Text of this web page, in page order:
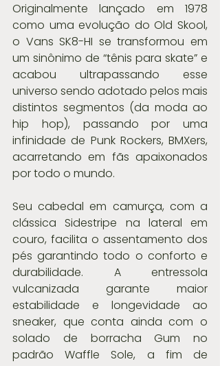
Originalmente lançado em 1978
como uma evolução do Old Skool,
o Vans SK8-HI se transformou em
um sinônimo de “tênis para skate” e
acabou ultrapassando esse
universo sendo adotado pelos mais
distintos segmentos (da moda ao
hip hop), passando por uma
infinidade de Punk Rockers, BMXers,
acarretando em fãs apaixonados
por todo o mundo.
Seu cabedal em camurça, com a
clássica Sidestripe na lateral em
couro, facilita o assentamento dos
pés garantindo todo o conforto e
durabilidade. A entressola
vulcanizada garante maior
estabilidade e longevidade ao
sneaker, que conta ainda com o
solado de borracha Gum no
padrão Waffle Sole, a fim de